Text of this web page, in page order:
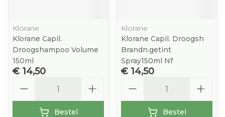
Klorane
Klorane Capil.
Droogshampoo Volume
150ml
€ 14,50
Bestel
Klorane
Klorane Capil. Droogsh
Brandn.getint
Spray150ml Nf
€ 14,50
Bestel